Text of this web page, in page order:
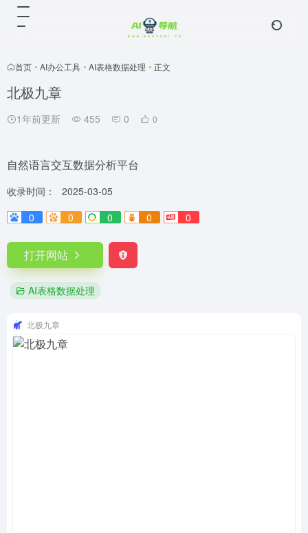
首页 • AI办公工具 • AI表格数据处理 • 正文
北极九章
1年前更新 455 0 0
自然语言交互数据分析平台
收录时间：
2025-03-05
0
0 0 0 0
打开网站
AI表格数据处理
北极九章